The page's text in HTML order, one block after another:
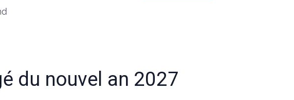
du nouvel an 2027